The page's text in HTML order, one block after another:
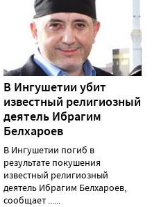
В Ингушетии убит
известный религиозный
деятель Ибрагим
Белхароев
В Ингушетии погиб в
результате покушения
известный религиозный
деятель Ибрагим Белхароев,
сообщает ......